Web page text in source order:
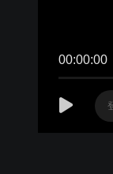
00:00:00